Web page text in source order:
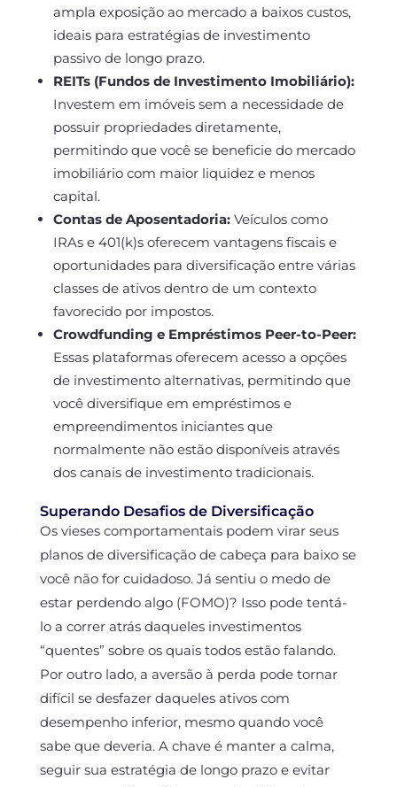
ampla exposição ao mercado a baixos custos,
ideais para estratégias de investimento
passivo de longo prazo.
REITs (Fundos de Investimento Imobiliário):
Investem em imóveis sem a necessidade de
possuir propriedades diretamente,
permitindo que você se beneficie do mercado
imobiliário com maior liquidez e menos
capital.
Contas de Aposentadoria: Veículos como
IRAs e 401(k)s oferecem vantagens fiscais e
oportunidades para diversificação entre várias
classes de ativos dentro de um contexto
favorecido por impostos.
Crowdfunding e Empréstimos Peer-to-Peer:
Essas plataformas oferecem acesso a opções
de investimento alternativas, permitindo que
você diversifique em empréstimos e
empreendimentos iniciantes que
normalmente não estão disponíveis através
dos canais de investimento tradicionais.
Superando Desafios de Diversificação
Os vieses comportamentais podem virar seus
planos de diversificação de cabeça para baixo se
você não for cuidadoso. Já sentiu o medo de
estar perdendo algo (FOMO)? Isso pode tentá-
lo a correr atrás daqueles investimentos
“quentes” sobre os quais todos estão falando.
Por outro lado, a aversão à perda pode tornar
difícil se desfazer daqueles ativos com
desempenho inferior, mesmo quando você
sabe que deveria. A chave é manter a calma,
seguir sua estratégia de longo prazo e evitar